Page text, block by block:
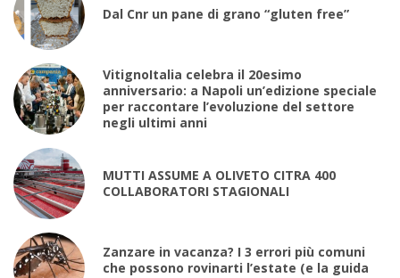
Dal Cnr un pane di grano “gluten free”
VitignoItalia celebra il 20esimo
anniversario: a Napoli un’edizione speciale
per raccontare l’evoluzione del settore
negli ultimi anni
MUTTI ASSUME A OLIVETO CITRA 400
COLLABORATORI STAGIONALI
Zanzare in vacanza? I 3 errori più comuni
che possono rovinarti l’estate (e la guida